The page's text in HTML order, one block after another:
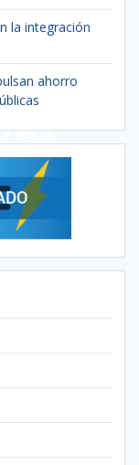
la integración
ahorro